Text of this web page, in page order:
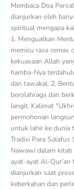
Membaca Doa
dianjurkan oleh
spiritual mengapa
1. Menguatkan
memicu rasa cemas
kekuasaan Allah
hamba-Nya
dan tawakal. 2.
berolahraga dan
langit. Kalimat
permohonan
untuk lahir ke dunia
Tradisi Para Salafus
Nawawi dalam
ayat-ayat Al-
dianjurkan saat
keberkahan dan